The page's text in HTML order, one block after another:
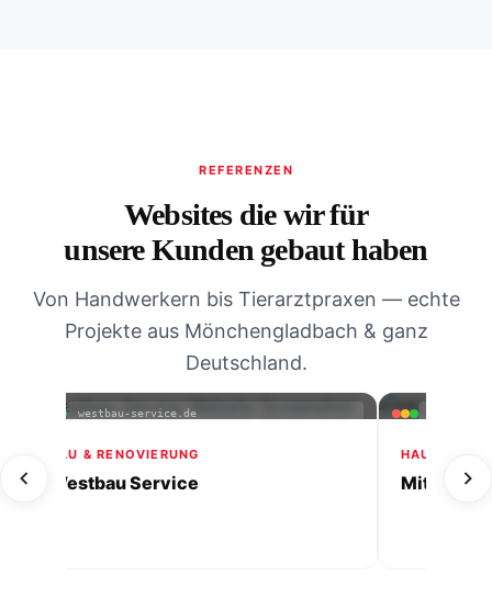
REFERENZEN
Websites die wir für
unsere Kunden gebaut haben
Von Handwerkern bis Tierarztpraxen — echte
Projekte aus Mönchengladbach & ganz
Deutschland.
mitherzimalltag-ihrehaushaltshilfe.de
HAUSHALTSHILFE & PFLEGE
Mit Herz im Alltag
villa-
Villa Gradini